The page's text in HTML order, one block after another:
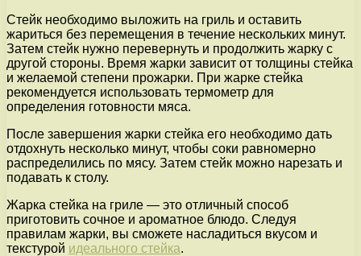
Стейк необходимо выложить на гриль и оставить
жариться без перемещения в течение нескольких минут.
Затем стейк нужно перевернуть и продолжить жарку с
другой стороны. Время жарки зависит от толщины стейка
и желаемой степени прожарки. При жарке стейка
рекомендуется использовать термометр для
определения готовности мяса.
После завершения жарки стейка его необходимо дать
отдохнуть несколько минут, чтобы соки равномерно
распределились по мясу. Затем стейк можно нарезать и
подавать к столу.
Жарка стейка на гриле — это отличный способ
приготовить сочное и ароматное блюдо. Следуя
правилам жарки, вы сможете насладиться вкусом и
текстурой идеального стейка.